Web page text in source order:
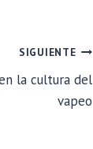
SIGUIENTE
la cultura del
vapeo